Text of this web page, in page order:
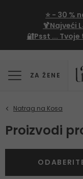
⭐ - 30 %
🍹Najveći
🔐Psst ...
ZA ŽENE
Proizvodi